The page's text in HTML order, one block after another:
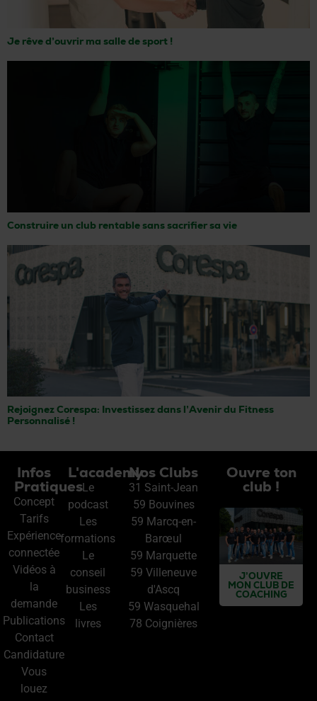
Je rêve d’ouvrir ma salle de sport !
Construire un club rentable sans sacrifier sa vie
Rejoignez Corespa: Investissez dans l’Avenir du Fitness
Personnalisé !
Infos
Pratiques
Concept
Tarifs
Expérience
connectée
Vidéos à
la
demande
Publications
Contact
Candidature
Vous
louez
L'academy
Le
podcast
Les
formations
Le
conseil
business
Les
livres
Nos Clubs
31 Saint-Jean
59 Bouvines
59 Marcq-en-
Barœul
59 Marquette
59 Villeneuve
d'Ascq
59 Wasquehal
78 Coignières
Ouvre ton
club !
J’OUVRE
MON CLUB DE
COACHING